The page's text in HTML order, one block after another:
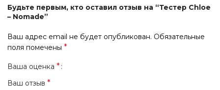
Будьте первым, кто оставил отзыв на “Тестер Chloe
– Nomade”
Ваш адрес email не будет опубликован. Обязательные
поля помечены *
Ваша оценка *
Ваш отзыв *